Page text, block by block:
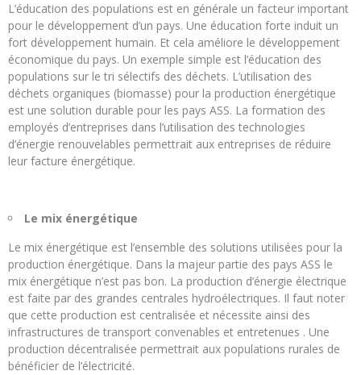
L’éducation des populations est en générale un facteur important
pour le développement d’un pays. Une éducation forte induit un
fort développement humain. Et cela améliore le développement
économique du pays. Un exemple simple est l’éducation des
populations sur le tri sélectifs des déchets. L’utilisation des
déchets organiques (biomasse) pour la production énergétique
est une solution durable pour les pays ASS. La formation des
employés d’entreprises dans l’utilisation des technologies
d’énergie renouvelables permettrait aux entreprises de réduire
leur facture énergétique.
Le mix énergétique
Le mix énergétique est l’ensemble des solutions utilisées pour la
production énergétique. Dans la majeur partie des pays ASS le
mix énergétique n’est pas bon. La production d’énergie électrique
est faite par des grandes centrales hydroélectriques. Il faut noter
que cette production est centralisée et nécessite ainsi des
infrastructures de transport convenables et entretenues . Une
production décentralisée permettrait aux populations rurales de
bénéficier de l’électricité.